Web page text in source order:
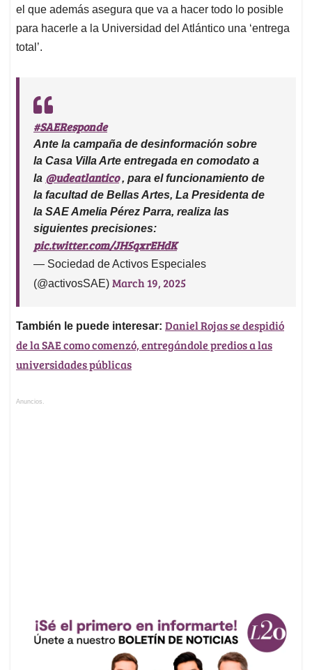
el que además asegura que va a hacer todo lo posible
para hacerle a la Universidad del Atlántico una ‘entrega
total’.
#SAEResponde
Ante la campaña de desinformación sobre
la Casa Villa Arte entregada en comodato a
la @udeatlantico, para el funcionamiento de
la facultad de Bellas Artes, La Presidenta de
la SAE Amelia Pérez Parra, realiza las
siguientes precisiones:
pic.twitter.com/JH5qxrEHdK
— Sociedad de Activos Especiales
(@activosSAE) March 19, 2025
También le puede interesar: Daniel Rojas se despidió
de la SAE como comenzó, entregándole predios a las
universidades públicas
Anuncios.